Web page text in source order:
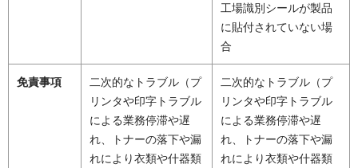
工場識別シールが製品
に貼付されていない場
合
免責事項
二次的なトラブル（プ
リンタや印字トラブル
による業務停滞や遅
れ、トナーの落下や漏
れにより衣類や什器類
二次的なトラブル（プ
リンタや印字トラブル
による業務停滞や遅
れ、トナーの落下や漏
れにより衣類や什器類